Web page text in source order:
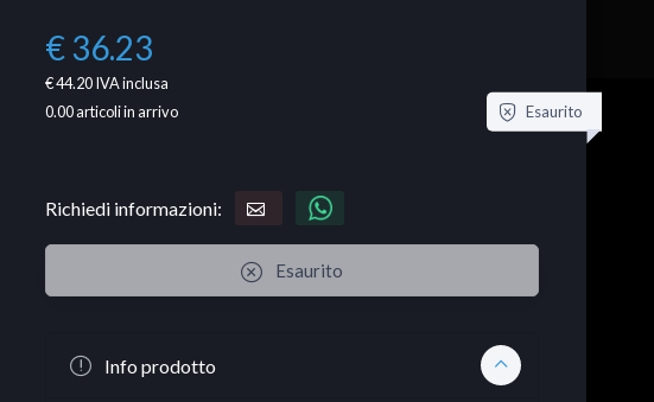
€ 36.23
€ 44.20IVA inclusa
0.00articoli in arrivo Esaurito
Richiedi informazioni:
Esaurito
Info prodotto